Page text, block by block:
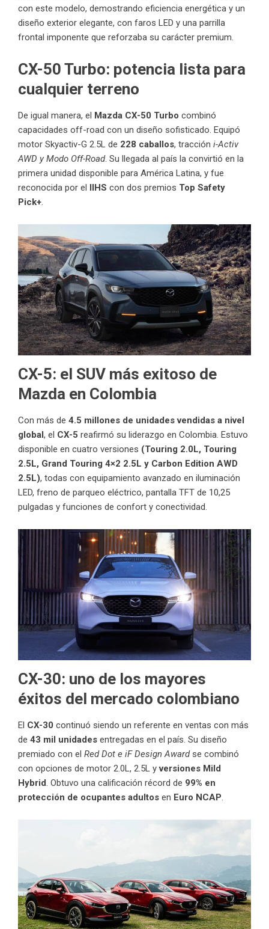
con este modelo, demostrando eficiencia energética y un
diseño exterior elegante, con faros LED y una parrilla
frontal imponente que reforzaba su carácter premium.
CX-50 Turbo: potencia lista para
cualquier terreno
De igual manera, el Mazda CX-50 Turbo combinó
capacidades off-road con un diseño sofisticado. Equipó
motor Skyactiv-G 2.5L de 228 caballos, tracción i-Activ
AWD y Modo Off-Road. Su llegada al país la convirtió en la
primera unidad disponible para América Latina, y fue
reconocida por el IIHS con dos premios Top Safety
Pick+.
CX-5: el SUV más exitoso de
Mazda en Colombia
Con más de 4.5 millones de unidades vendidas a nivel
global, el CX-5 reafirmó su liderazgo en Colombia. Estuvo
disponible en cuatro versiones (Touring 2.0L, Touring
2.5L, Grand Touring 4×2 2.5L y Carbon Edition AWD
2.5L), todas con equipamiento avanzado en iluminación
LED, freno de parqueo eléctrico, pantalla TFT de 10,25
pulgadas y funciones de confort y conectividad.
CX-30: uno de los mayores
éxitos del mercado colombiano
El CX-30 continuó siendo un referente en ventas con más
de 43 mil unidades entregadas en el país. Su diseño
premiado con el Red Dot e iF Design Awardse combinó
con opciones de motor 2.0L, 2.5L yversiones Mild
Hybrid. Obtuvo una calificación récord de 99% en
protección de ocupantes adultos en Euro NCAP.